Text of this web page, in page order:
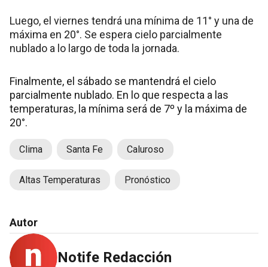
Luego, el viernes tendrá una mínima de 11° y una de
máxima en 20°. Se espera cielo parcialmente
nublado a lo largo de toda la jornada.
Finalmente, el sábado se mantendrá el cielo
parcialmente nublado. En lo que respecta a las
temperaturas, la mínima será de 7º y la máxima de
20°.
Clima Santa Fe Caluroso
Altas Temperaturas Pronóstico
Autor
Notife Redacción